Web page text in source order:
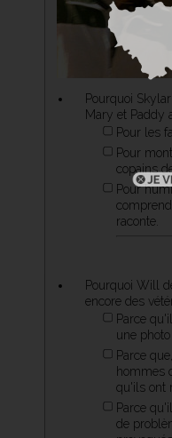
Pourquoi
Mary et Paddy
Pour les
Pour
copains
Pour
raconte.
Pourquoi Will
encore des
Parce
une
Parce
hommes
qu'ils ont
Parce
de